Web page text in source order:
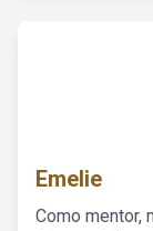
Emelie
Como mentor,